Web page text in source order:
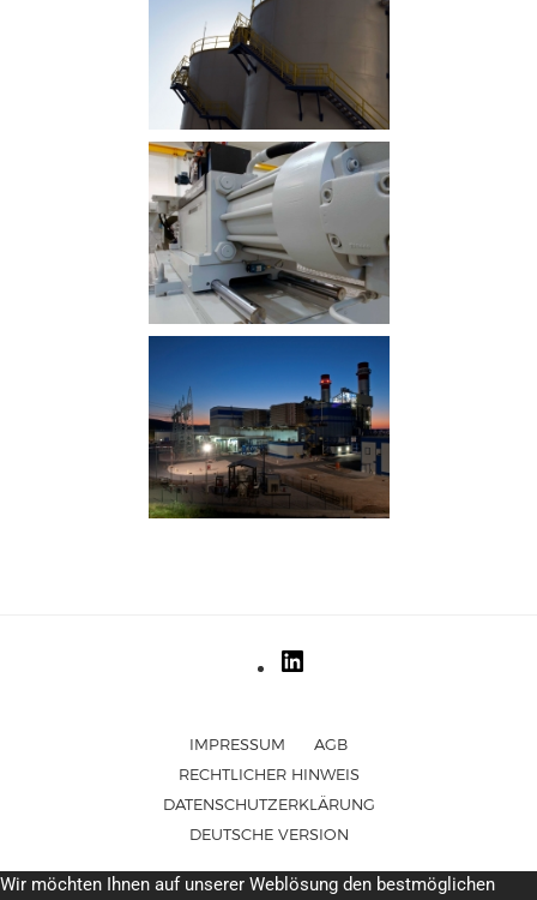
IMPRESSUM
AGB
RECHTLICHER HINWEIS
DATENSCHUTZERKLÄRUNG
DEUTSCHE VERSION
Wir möchten Ihnen auf unserer Weblösung den bestmöglichen